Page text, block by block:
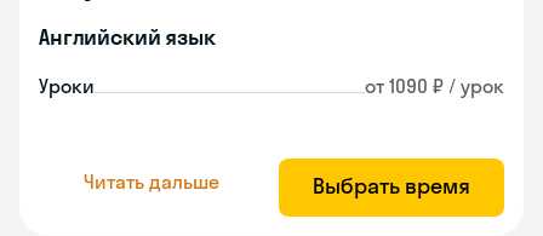
Английский язык
Уроки от 1090 ₽ / урок
Читать дальше Выбрать время